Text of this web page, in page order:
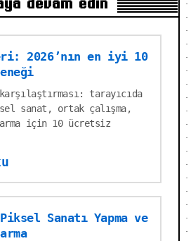
devam edin
2026’nın en iyi 10
tarayıcıda
sanat, ortak çalışma,
için 10 ücretsiz
Sanatı Yapma ve